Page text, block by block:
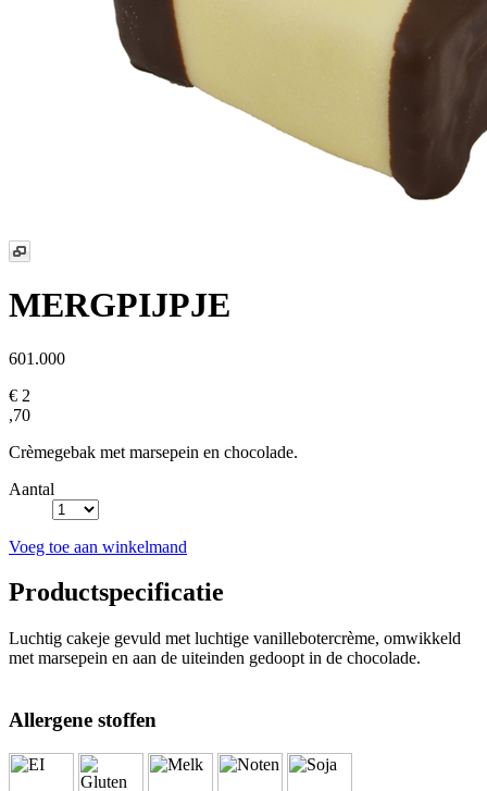
MERGPIJPJE
601.000
€ 2
,70
Crèmegebak met marsepein en chocolade.
Aantal
Voeg toe aan winkelmand
Productspecificatie
Luchtig cakeje gevuld met luchtige vanillebotercrème, omwikkeld
met marsepein en aan de uiteinden gedoopt in de chocolade.
Allergene stoffen